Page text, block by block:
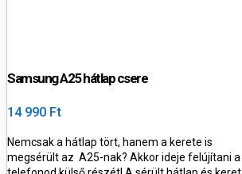
Samsung A25 hátlap csere
14 990 Ft
Nemcsak a hátlap tört, hanem a kerete is
megsérült az A25-nak? Akkor ideje felújítani a